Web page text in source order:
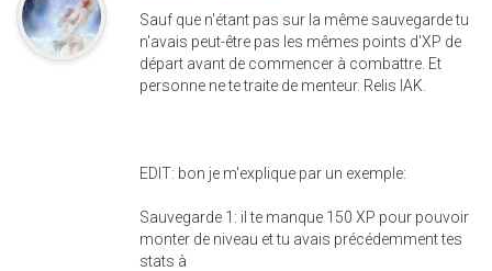
Sauf que n'étant pas sur la même sauvegarde tu
n'avais peut-être pas les mêmes points d'XP de
départ avant de commencer à combattre. Et
personne ne te traite de menteur. Relis IAK.
EDIT: bon je m'explique par un exemple:
Sauvegarde 1: il te manque 150 XP pour pouvoir
monter de niveau et tu avais précédemment tes
stats à